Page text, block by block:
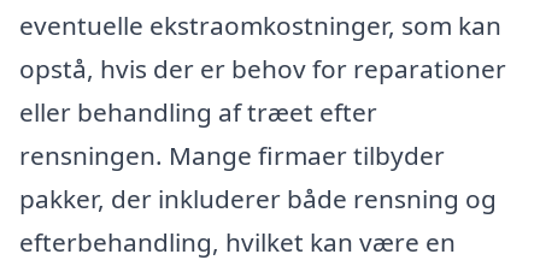
eventuelle ekstraomkostninger, som kan
opstå, hvis der er behov for reparationer
eller behandling af træet efter
rensningen. Mange firmaer tilbyder
pakker, der inkluderer både rensning og
efterbehandling, hvilket kan være en